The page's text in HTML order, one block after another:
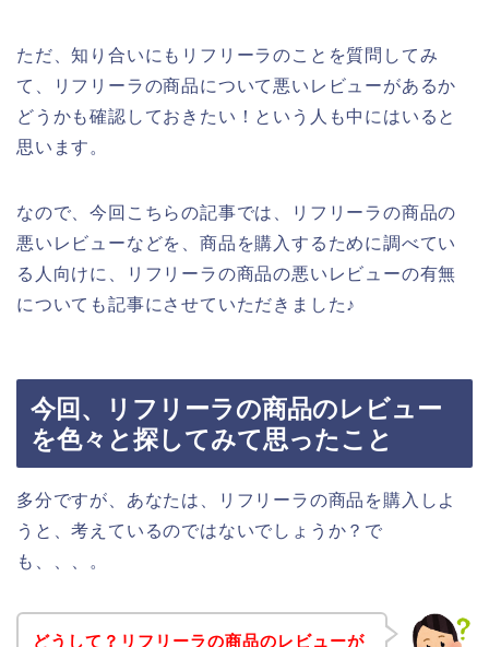
ただ、知り合いにもリフリーラのことを質問してみ
て、リフリーラの商品について悪いレビューがあるか
どうかも確認しておきたい！という人も中にはいると
思います。
なので、今回こちらの記事では、リフリーラの商品の
悪いレビューなどを、商品を購入するために調べてい
る人向けに、リフリーラの商品の悪いレビューの有無
についても記事にさせていただきました♪
今回、リフリーラの商品のレビュー
を色々と探してみて思ったこと
多分ですが、あなたは、リフリーラの商品を購入しよ
うと、考えているのではないでしょうか？で
も、、、。
どうして？リフリーラの商品のレビューが